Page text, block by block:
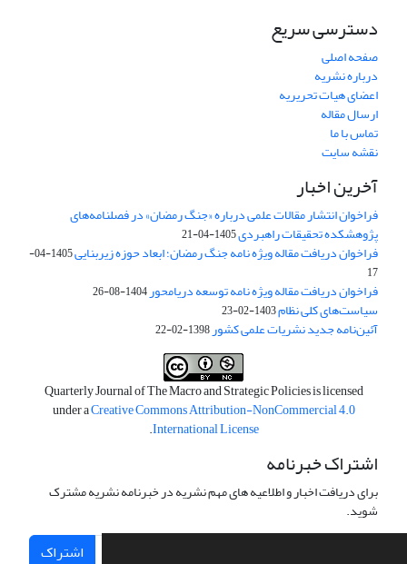
دسترسی سریع
صفحه اصلی
درباره نشریه
اعضای هیات تحریریه
ارسال مقاله
تماس با ما
نقشه سایت
آخرین اخبار
فراخوان انتشار مقالات علمی درباره «جنگ رمضان» در فصلنامه‌های
پژوهشکده تحقیقات راهبردی1405-04-21
فراخوان دریافت مقاله ویژه نامه جنگ رمضان؛ ابعاد حوزه زیربنایی
1405-04-
17
فراخوان دریافت مقاله ویژه نامه توسعه دریامحور1404-08-26
سیاست‌های کلی نظام1403-02-23
آئین‌نامه جدید نشریات علمی کشور1398-02-22
Quarterly Journal of The Macro and Strategic Policies is licensed
under aCreative Commons Attribution-NonCommercial 4.0
International License
.
اشتراک خبرنامه
برای دریافت اخبار و اطلاعیه های مهم نشریه در خبرنامه نشریه مشترک
شوید.
اشتراک